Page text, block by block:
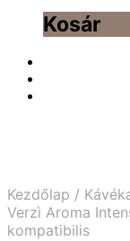
Kosár
Kezdőlap /
Verzì Aroma
kompatibilis